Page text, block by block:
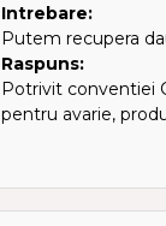
Intrebare:
Putem recupera
Raspuns:
Potrivit conventiei
pentru avarie,